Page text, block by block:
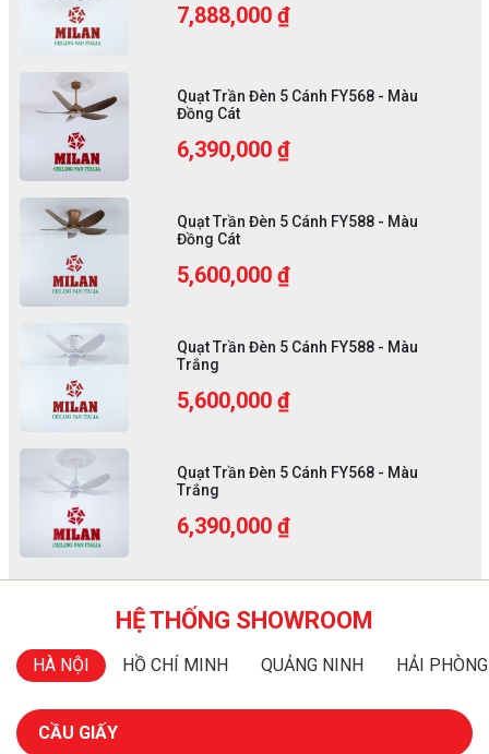
7,888,000 ₫
Quạt Trần Đèn 5 Cánh FY568 - Màu
Đồng Cát
6,390,000 ₫
Quạt Trần Đèn 5 Cánh FY588 - Màu
Đồng Cát
5,600,000 ₫
Quạt Trần Đèn 5 Cánh FY588 - Màu
Trắng
5,600,000 ₫
Quạt Trần Đèn 5 Cánh FY568 - Màu
Trắng
6,390,000 ₫
HỆ THỐNG SHOWROOM
HÀ NỘI HỒ CHÍ MINH QUẢNG NINH HẢI PHÒNG
CẦU GIẤY